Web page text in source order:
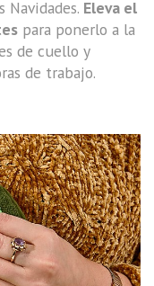
Navidades. Eleva el
para ponerlo a la
de cuello y
de trabajo.